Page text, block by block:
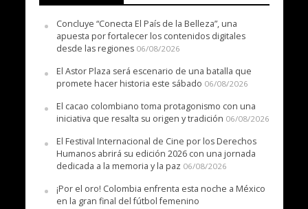
Concluye “Conecta El País de la Belleza”, una
apuesta por fortalecer los contenidos digitales
desde las regiones 06/08/2026
El Astor Plaza será escenario de una batalla que
promete hacer historia este sábado 06/08/2026
El cacao colombiano toma protagonismo con una
iniciativa que resalta su origen y tradición 06/08/2026
El Festival Internacional de Cine por los Derechos
Humanos abrirá su edición 2026 con una jornada
dedicada a la memoria y la paz 06/08/2026
¡Por el oro! Colombia enfrenta esta noche a México
en la gran final del fútbol femenino